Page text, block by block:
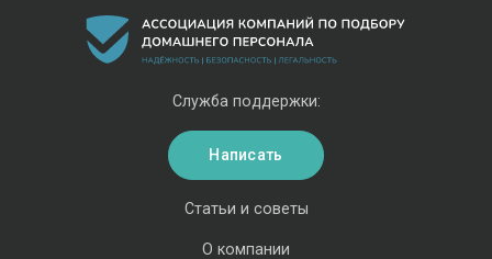
Статьи и советы
О компании
Служба поддержки:
Написать